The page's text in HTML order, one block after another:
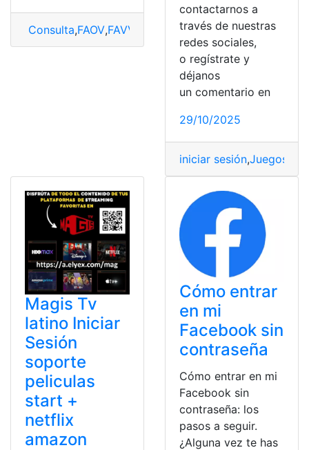
Consulta,FAOV,FAVV iniciar sesión,registro
contactarnos a
través de nuestras
redes sociales,
o regístrate y
déjanos
un comentario en
29/10/2025
iniciar sesión,Juegos
Magis Tv
latino Iniciar
Sesión
soporte
peliculas
start +
netflix
amazon
Cómo entrar
en mi
Facebook sin
contraseña
Cómo entrar en mi
Facebook sin
contraseña: los
pasos a seguir.
¿Alguna vez te has